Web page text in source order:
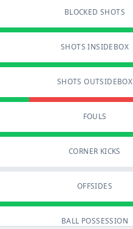
BLOCKED SHOTS
SHOTS INSIDEBOX
SHOTS OUTSIDEBOX
FOULS
CORNER KICKS
OFFSIDES
BALL POSSESSION